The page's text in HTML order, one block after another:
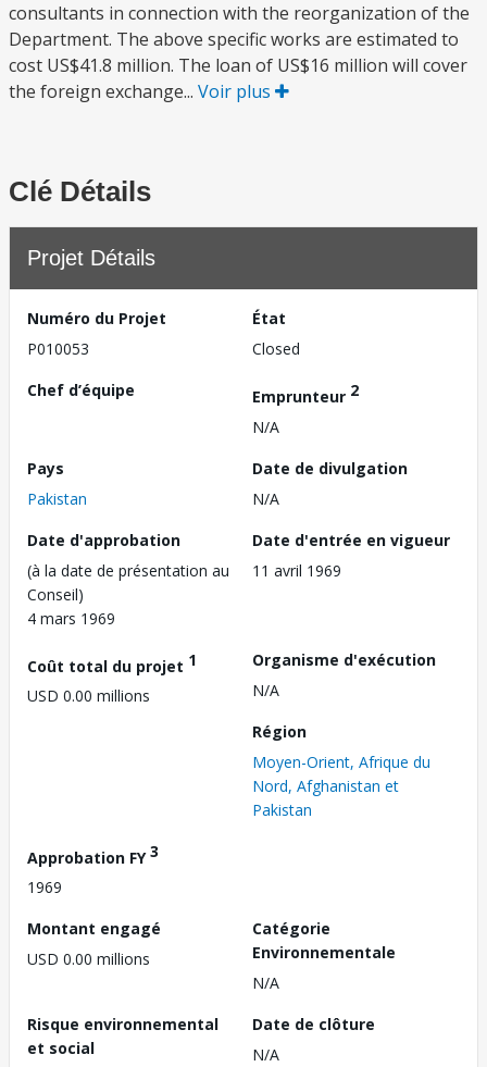
consultants in connection with the reorganization of the
Department. The above specific works are estimated to
cost US$41.8 million. The loan of US$16 million will cover
the foreign exchange... Voir plus
Clé Détails
Projet Détails
Numéro du Projet
P010053
État
Closed
Chef d’équipe
Emprunteur 2
N/A
Pays
Pakistan
Date de divulgation
N/A
Date d'approbation
(à la date de présentation au
Conseil)
4 mars 1969
Date d'entrée en vigueur
11 avril 1969
Coût total du projet 1
USD 0.00 millions
Organisme d'exécution
N/A
Région
Moyen-Orient, Afrique du
Nord, Afghanistan et
Pakistan
Approbation FY3
1969
Montant engagé
USD 0.00 millions
Catégorie
Environnementale
N/A
Risque environnemental
et social
Date de clôture
N/A